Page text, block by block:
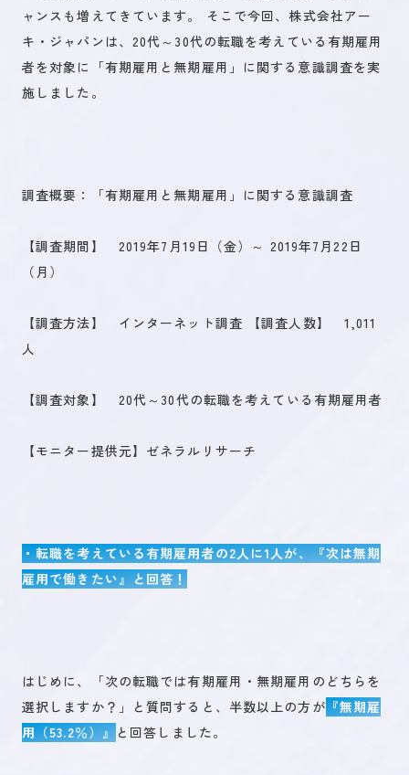
ャンスも増えてきています。 そこで今回、株式会社アー
キ・ジャパンは、20代～30代の転職を考えている有期雇用
者を対象に「有期雇用と無期雇用」に関する意識調査を実
施しました。
調査概要：「有期雇用と無期雇用」に関する意識調査
【調査期間】 2019年7月19日（金）～ 2019年7月22日
（月）
【調査方法】 インターネット調査 【調査人数】 1,011
人
【調査対象】 20代～30代の転職を考えている有期雇用者
【モニター提供元】ゼネラルリサーチ
・転職を考えている有期雇用者の2人に1人が、『次は無期
雇用で働きたい』と回答！
はじめに、「次の転職では有期雇用・無期雇用のどちらを
選択しますか？」と質問すると、半数以上の方が『無期雇
用（53.2％）』と回答しました。